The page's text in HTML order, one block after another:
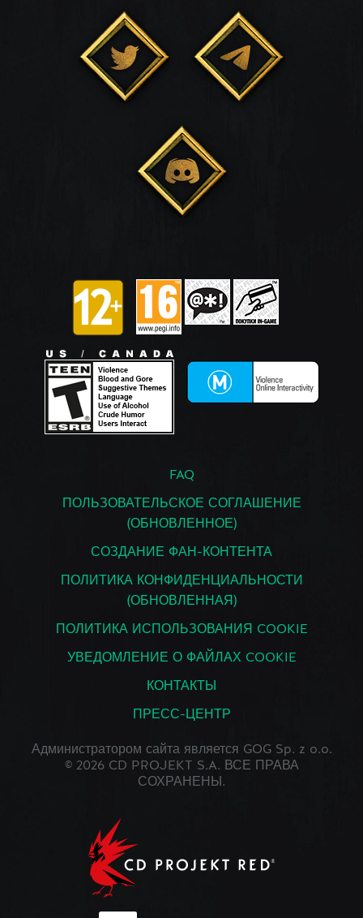
FAQ
ПОЛЬЗОВАТЕЛЬСКОЕ СОГЛАШЕНИЕ
(ОБНОВЛЕННОЕ)
СОЗДАНИЕ ФАН-КОНТЕНТА
ПОЛИТИКА КОНФИДЕНЦИАЛЬНОСТИ
(ОБНОВЛЕННАЯ)
ПОЛИТИКА ИСПОЛЬЗОВАНИЯ COOKIE
УВЕДОМЛЕНИЕ О ФАЙЛАХ COOKIE
КОНТАКТЫ
ПРЕСС-ЦЕНТР
Администратором сайта является GOG Sp. z o.o.
© 2026 CD PROJEKT S.A. ВСЕ ПРАВА
СОХРАНЕНЫ.